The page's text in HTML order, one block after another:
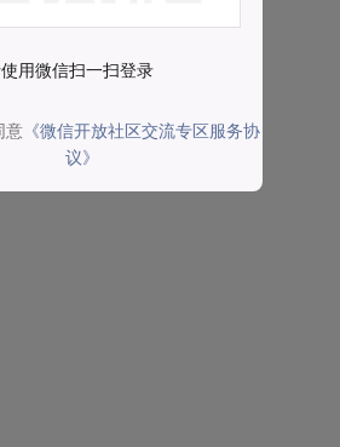
用微信扫一扫登录
意 《微信开放社区交流专区服务协
议》